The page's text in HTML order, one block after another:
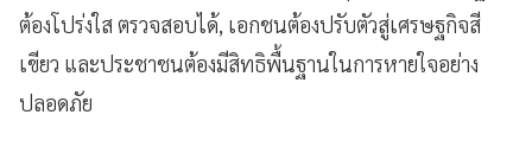
ต้องโปร่งใส ตรวจสอบได้, เอกชนต้องปรับตัวสู่เศรษฐกิจสี
เขียว และประชาชนต้องมีสิทธิพื้นฐานในการหายใจอย่าง
ปลอดภัย